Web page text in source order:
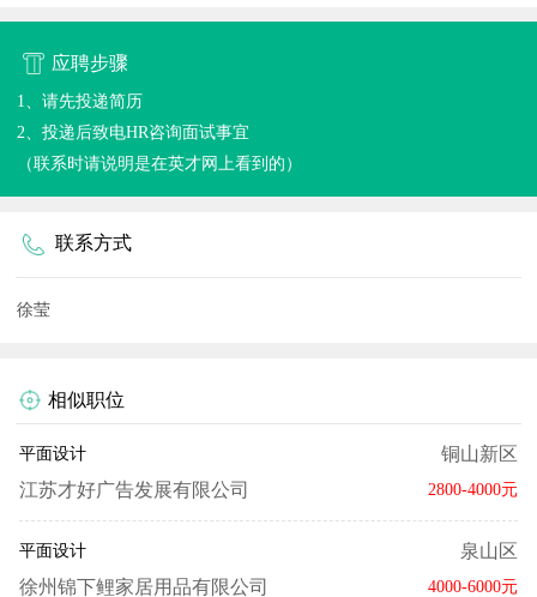
应聘步骤
1、请先投递简历
2、投递后致电HR咨询面试事宜
（联系时请说明是在英才网上看到的）
联系方式
徐莹
相似职位
平面设计
铜山新区
江苏才好广告发展有限公司
2800-4000元
平面设计
泉山区
徐州锦下鲤家居用品有限公司
4000-6000元